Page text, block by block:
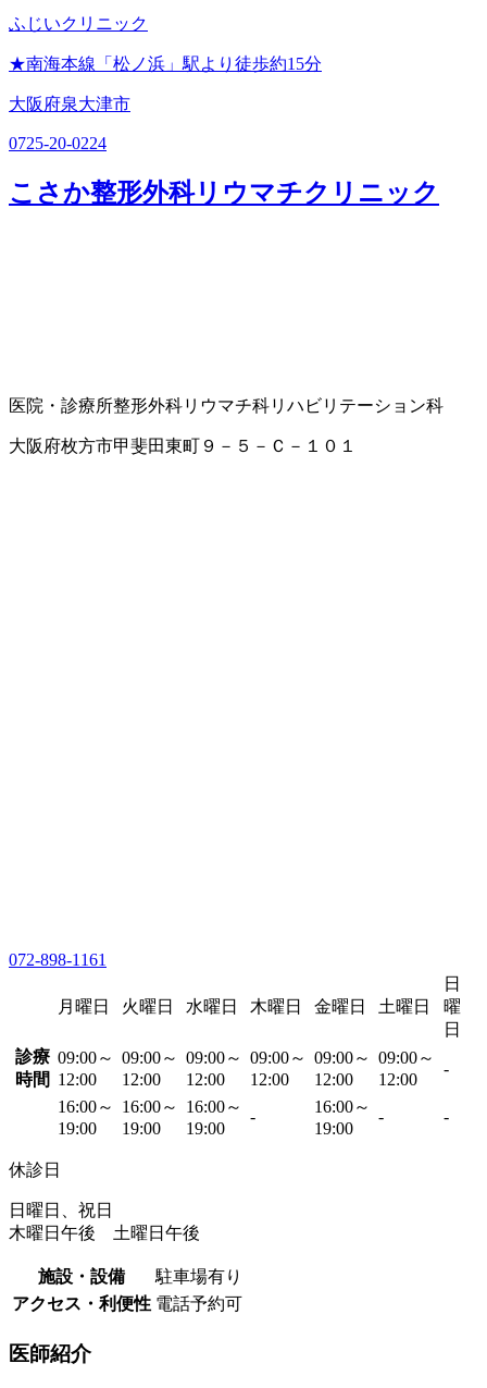
ふじいクリニック
★南海本線「松ノ浜」駅より徒歩約15分
大阪府泉大津市
0725-20-0224
こさか整形外科リウマチクリニック
医院・診療所整形外科リウマチ科リハビリテーション科
大阪府枚方市甲斐田東町９－５－Ｃ－１０１
072-898-1161
月曜日 火曜日 水曜日 木曜日 金曜日 土曜日
日
曜
日
診療
時間
09:00～
12:00
09:00～
12:00
09:00～
12:00
09:00～
12:00
09:00～
12:00
09:00～
12:00
-
16:00～
19:00
16:00～
19:00
16:00～
19:00
-
16:00～
19:00
- -
休診日
日曜日、祝日
木曜日午後 土曜日午後
施設・設備
駐車場有り
アクセス・利便性 電話予約可
医師紹介